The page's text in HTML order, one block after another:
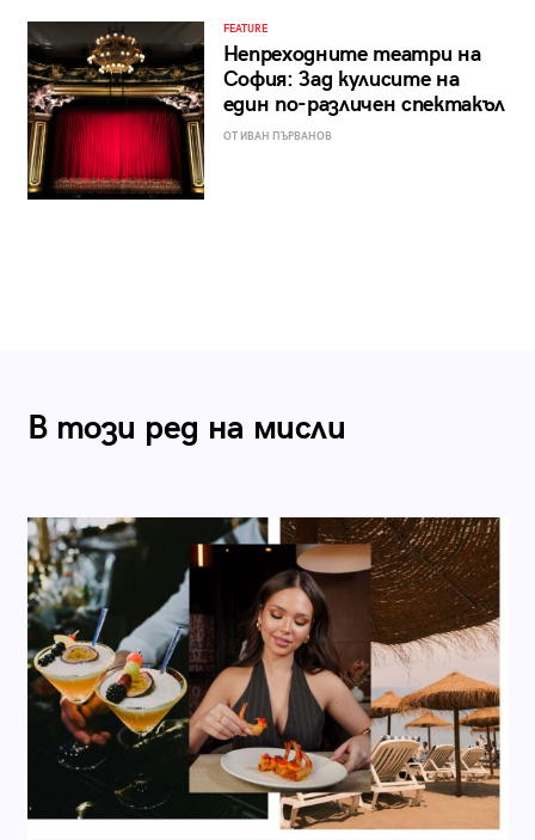
FEATURE
Непреходните театри на
София: Зад кулисите на
един по-различен спектакъл
ОТ ИВАН ПЪРВАНОВ
В този ред на мисли